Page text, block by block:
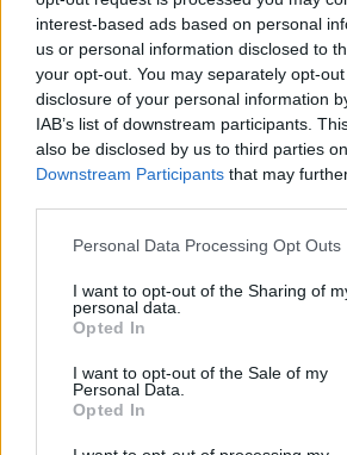
interest-based ads based on personal
us or personal information disclosed to
your opt-out. You may separately opt-
disclosure of your personal information
IAB’s list of downstream participants.
also be disclosed by us to third parties
Downstream Participants that may
Personal Data Processing Opt Outs
I want to opt-out of the Sharing of
personal data.
Opted In
I want to opt-out of the Sale of my
Personal Data.
Opted In
ΜΠΟΡΕΙ ΝΑ ΣΑΣ
Τραμπ για
πολύ, αλλά
07/07/2026
Ο Υπ. Άμυνας
έρχονται και
παραμένουν»